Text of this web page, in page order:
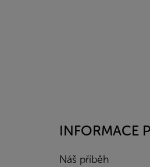
INFORMACE
Náš příběh